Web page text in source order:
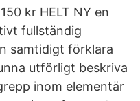
kr HELT NY en
fullständig
samtidigt förklara
utförligt beskriva
inom elementär